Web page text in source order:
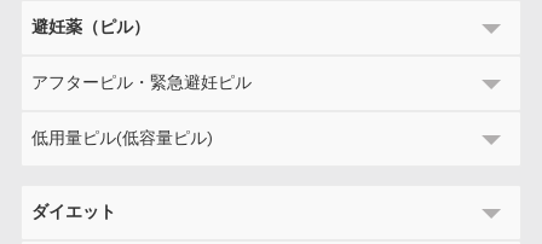
避妊薬（ピル）
アフターピル・緊急避妊ピル
低用量ピル(低容量ピル)
ダイエット